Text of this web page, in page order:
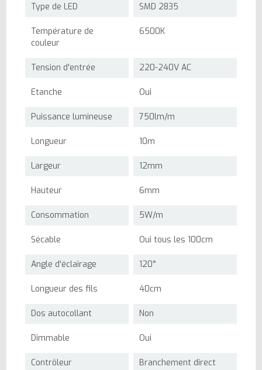
Type de LED SMD 2835
Température de
couleur
6500K
Tension d'entrée 220-240V AC
Etanche Oui
Puissance lumineuse 750lm/m
Longueur 10m
Largeur 12mm
Hauteur 6mm
Consommation 5W/m
Sécable Oui tous les 100cm
Angle d'éclairage 120°
Longueur des fils 40cm
Dos autocollant Non
Dimmable Oui
Contrôleur Branchement direct